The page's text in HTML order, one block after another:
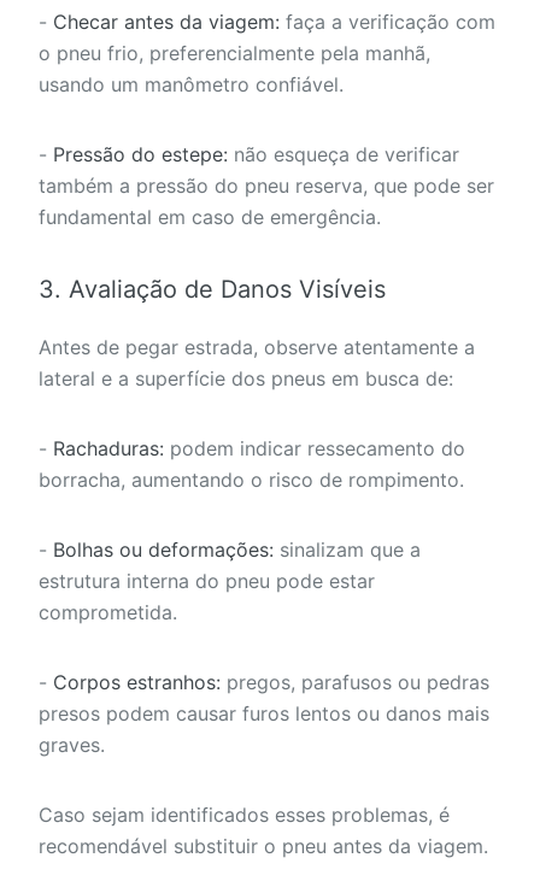
- Checar antes da viagem: faça a verificação com
o pneu frio, preferencialmente pela manhã,
usando um manômetro confiável.
- Pressão do estepe: não esqueça de verificar
também a pressão do pneu reserva, que pode ser
fundamental em caso de emergência.
3. Avaliação de Danos Visíveis
Antes de pegar estrada, observe atentamente a
lateral e a superfície dos pneus em busca de:
- Rachaduras: podem indicar ressecamento do
borracha, aumentando o risco de rompimento.
- Bolhas ou deformações: sinalizam que a
estrutura interna do pneu pode estar
comprometida.
- Corpos estranhos: pregos, parafusos ou pedras
presos podem causar furos lentos ou danos mais
graves.
Caso sejam identificados esses problemas, é
recomendável substituir o pneu antes da viagem.